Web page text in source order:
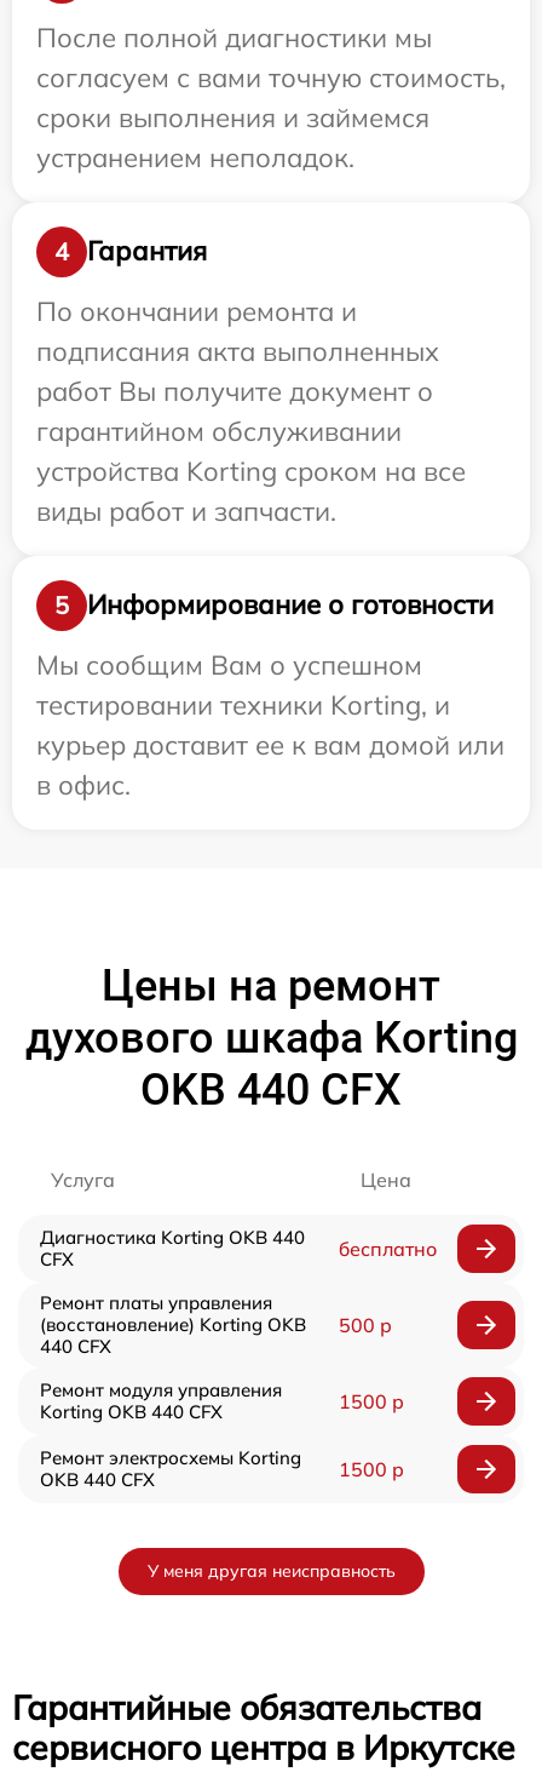
После полной диагностики мы
согласуем с вами точную стоимость,
сроки выполнения и займемся
устранением неполадок.
4
Гарантия
По окончании ремонта и
подписания акта выполненных
работ Вы получите документ о
гарантийном обслуживании
устройства Korting сроком на все
виды работ и запчасти.
5
Информирование о готовности
Мы сообщим Вам о успешном
тестировании техники Korting, и
курьер доставит ее к вам домой или
в офис.
Цены на ремонт
духового шкафа Korting
OKB 440 CFX
Услуга Цена
Диагностика Korting OKB 440
CFX
бесплатно
Ремонт платы управления
(восстановление) Korting OKB
440 CFX
500 р
Ремонт модуля управления
Korting OKB 440 CFX
1500 р
Ремонт электросхемы Korting
OKB 440 CFX
1500 р
У меня другая неисправность
Гарантийные обязательства
сервисного центра в Иркутске